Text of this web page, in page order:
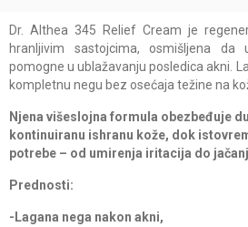
Dr. Althea 345 Relief Cream je
hranljivim sastojcima, osmišljena
pomogne u ublažavanju posledica akni.
kompletnu negu bez osećaja težine na
Njena višeslojna formula obezbeđuje
kontinuiranu ishranu kože, dok
potrebe – od umirenja iritacija do
Prednosti:
-Lagana nega nakon akni,